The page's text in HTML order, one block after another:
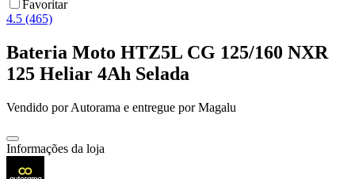
Favoritar
4.5 (465)
Bateria Moto HTZ5L CG 125/160 NXR
125 Heliar 4Ah Selada
Vendido porAutorama e entregue por Magalu
Informações da loja